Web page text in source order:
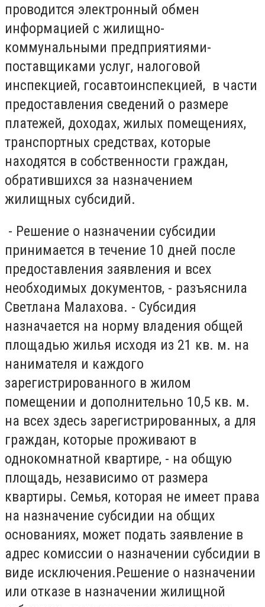
проводится электронный обмен
информацией с жилищно-
коммунальными предприятиями-
поставщиками услуг, налоговой
инспекцией, госавтоинспекцией, в части
предоставления сведений о размере
платежей, доходах, жилых помещениях,
транспортных средствах, которые
находятся в собственности граждан,
обратившихся за назначением
жилищных субсидий.
- Решение о назначении субсидии
принимается в течение 10 дней после
предоставления заявления и всех
необходимых документов, - разъяснила
Светлана Малахова. - Субсидия
назначается на норму владения общей
площадью жилья исходя из 21 кв. м. на
нанимателя и каждого
зарегистрированного в жилом
помещении и дополнительно 10,5 кв. м.
на всех здесь зарегистрированных, а для
граждан, которые проживают в
однокомнатной квартире, - на общую
площадь, независимо от размера
квартиры. Семья, которая не имеет права
на назначение субсидии на общих
основаниях, может подать заявление в
адрес комиссии о назначении субсидии в
виде исключения.Решение о назначении
или отказе в назначении жилищной